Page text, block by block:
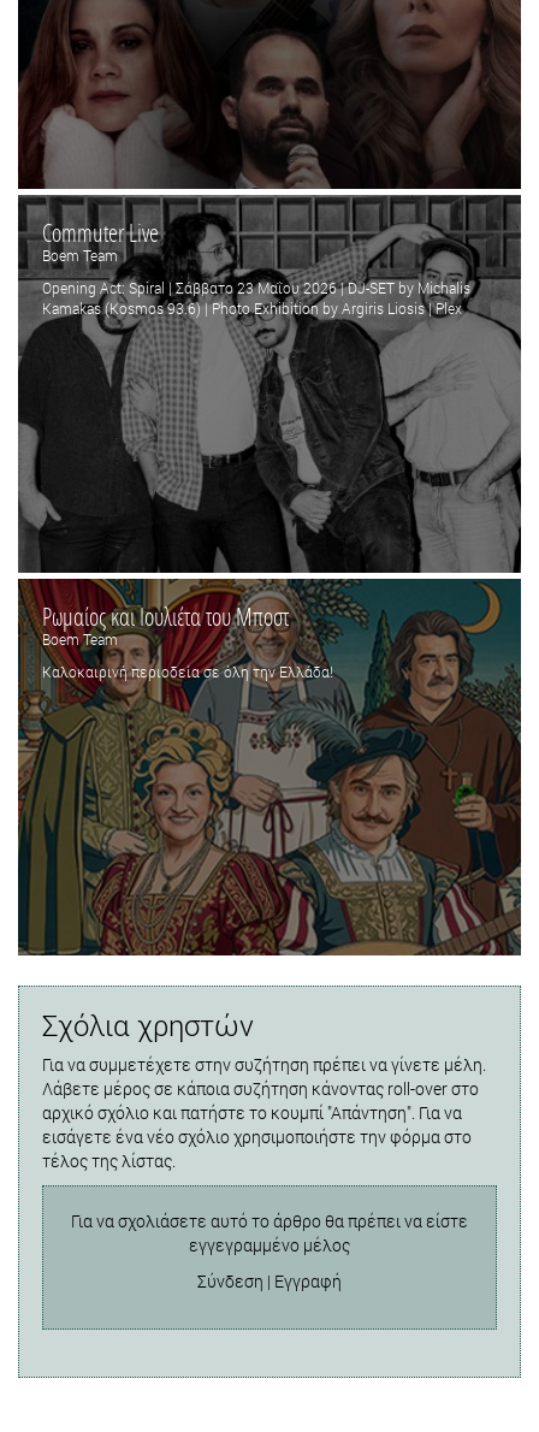
Commuter Live
Boem Team
Opening Act: Spiral | Σάββατο 23 Μαΐου 2026 | DJ-SET by Michalis
Kamakas (Kosmos 93.6) | Photo Exhibition by Argiris Liosis | Plex
Ρωμαίος και Ιουλιέτα του Μποστ
Boem Team
Καλοκαιρινή περιοδεία σε όλη την Ελλάδα!
Σχόλια χρηστών
Για να συμμετέχετε στην συζήτηση πρέπει να γίνετε μέλη.
Λάβετε μέρος σε κάποια συζήτηση κάνοντας roll-over στο
αρχικό σχόλιο και πατήστε το κουμπί "Απάντηση". Για να
εισάγετε ένα νέο σχόλιο χρησιμοποιήστε την φόρμα στο
τέλος της λίστας.
Για να σχολιάσετε αυτό το άρθρο θα πρέπει να είστε
εγγεγραμμένο μέλος
Σύνδεση | Εγγραφή